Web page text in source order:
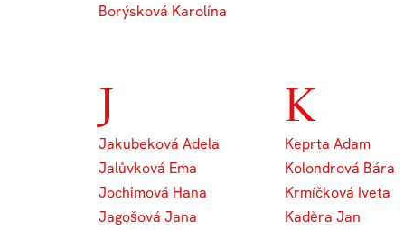
Borýsková Karolína
J
Jakubeková Adela
Jalůvková Ema
Jochimová Hana
Jagošová Jana
K
Keprta Adam
Kolondrová Bára
Krmíčková Iveta
Kaděra Jan